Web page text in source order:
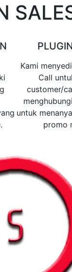
Kami
Call
customer/
untuk
promo